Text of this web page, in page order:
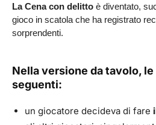
La Cena con delitto è diventato,
gioco in scatola che ha registrato
sorprendenti.
Nella versione da tavolo,
seguenti:
un giocatore decideva di fare